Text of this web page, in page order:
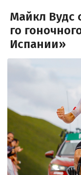
Майкл Вудс
го
Испании»